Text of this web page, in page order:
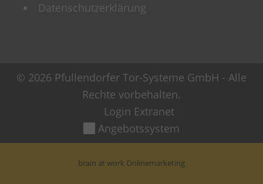
Datenschutzerklärung
© 2026 Pfullendorfer Tor-Systeme GmbH - Alle
Rechte vorbehalten.
Login Extranet
Angebotssystem
brain at work Onlinemarketing